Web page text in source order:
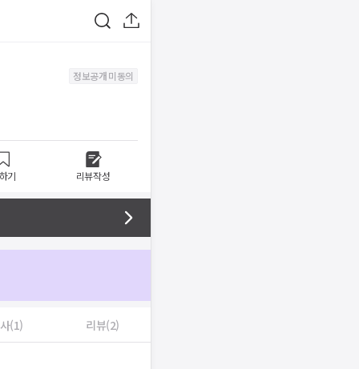
정보공개 미동의
기 리뷰작성
(1) 리뷰(2)